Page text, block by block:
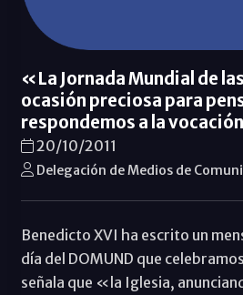
«La Jornada Mundial de
ocasión preciosa para
respondemos a la
20/10/2011
Delegación de Medios de
Benedicto XVI ha escrito un
día del DOMUND que
señala que «la Iglesia,